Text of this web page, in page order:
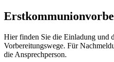
Hier finden Sie die Einladung und
Vorbereitungswege. Für
die Ansprechperson.